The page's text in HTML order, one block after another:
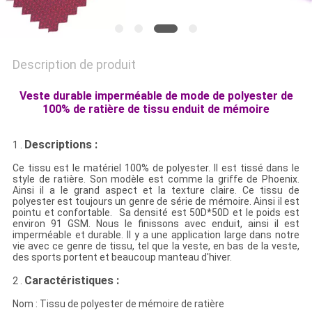
Description de produit
Veste durable imperméable de mode de polyester de
100% de ratière de tissu enduit de mémoire
1 . Descriptions :
Ce tissu est le matériel 100% de polyester. Il est tissé dans le
style de ratière. Son modèle est comme la griffe de Phoenix.
Ainsi il a le grand aspect et la texture claire. Ce tissu de
polyester est toujours un genre de série de mémoire. Ainsi il est
pointu et confortable. Sa densité est 50D*50D et le poids est
environ 91 GSM. Nous le finissons avec enduit, ainsi il est
imperméable et durable. Il y a une application large dans notre
vie avec ce genre de tissu, tel que la veste, en bas de la veste,
des sports portent et beaucoup manteau d'hiver.
2 . Caractéristiques :
Nom : Tissu de polyester de mémoire de ratière